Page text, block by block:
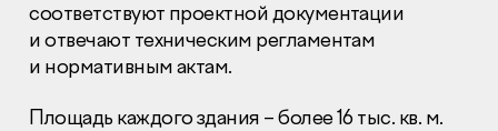
Раскрытие информации
Правовая информация
Глaвный oфиc
соответствуют проектной документации
и отвечают техническим регламентам
и нормативным актам.
Площадь каждого здания – более 16 тыс. кв. м.